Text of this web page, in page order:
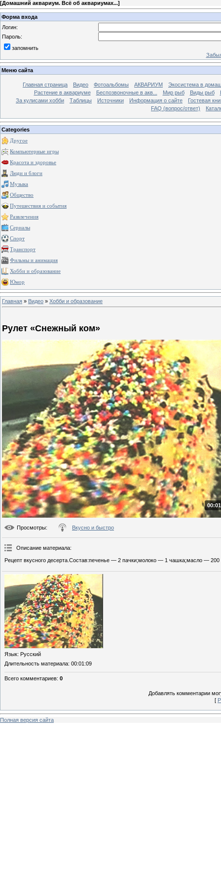
[Домашний аквариум. Всё об аквариумах...]
Форма входа
Логин:
Пароль:
запомнить
Меню сайта
Главная страница Видео Фотоальбомы АКВАРИУМ
Экосистема в
Растение в аквариуме
Беспозвоночные в акв... Мир рыб Виды рыб
За кулисами хобби
Таблицы Источники Информация о сайте
Гостевая
FAQ (вопрос/ответ)
Categories
Другое
Компьютерные игры
Красота и здоровье
Люди и блоги
Музыка
Общество
Путешествия и события
Развлечения
Сериалы
Спорт
Транспорт
Фильмы и анимация
Хобби и образование
Юмор
Главная » Видео » Хобби и образование
Рулет «Снежный ком»
Просмотры: Вкусно и быстро
Описание материала:
Рецепт вкусного десерта.Состав:печенье — 2 пачки;молоко — 1 чашка;масло — 200
Язык: Русский
Длительность материала: 00:01:09
Всего комментариев: 0
Добавлять комментарии
[
Полная версия сайта